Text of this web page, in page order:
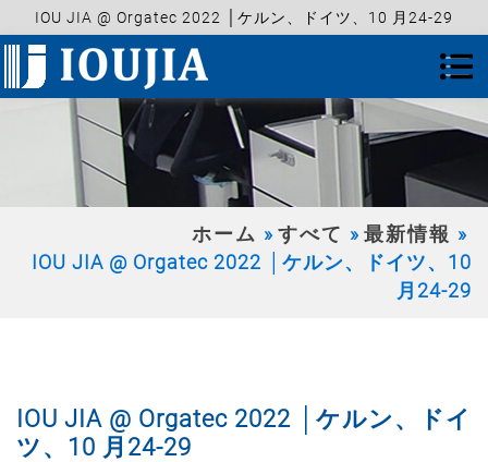
IOU JIA @ Orgatec 2022 │ケルン、ドイツ、10 月24-29
ホーム すべて
最新情報
IOU JIA @ Orgatec 2022 │ケルン、ドイツ、10
月24-29
IOU JIA @ Orgatec 2022 │ケルン、ドイ
ツ、10 月24-29